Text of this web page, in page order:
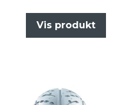
Vis produkt